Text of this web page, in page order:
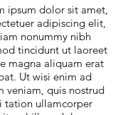
ipsum dolor sit amet,
adipiscing elit,
nonummy nibh
tincidunt ut laoreet
magna aliquam erat
Ut wisi enim ad
veniam, quis nostrud
tation ullamcorper